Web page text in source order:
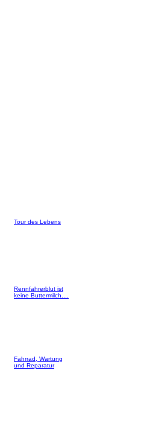
Tour des Lebens
Rennfahrerblut ist
keine Buttermilch....
Fahrrad, Wartung
und Reparatur